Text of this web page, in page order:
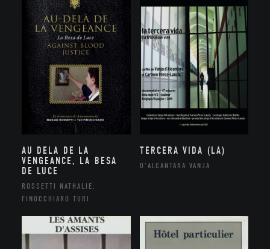
AU DELA DE LA
VENGEANCE, LA BESA
DE LUCE
ROSSETTI NATHALIE,
FINOCCHIARO TURI
TERCERA VIDA (LA)
D'ALCANTARA VANJA